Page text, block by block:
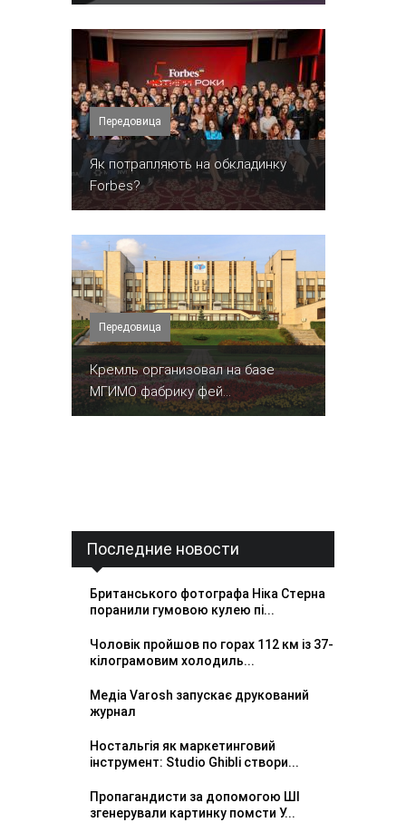
Передовица
​Як потрапляють на обкладинку
Forbes?
Передовица
Кремль организовал на базе
МГИМО фабрику фей...
Последние новости
Британського фотографа Ніка Стерна
поранили гумовою кулею пі...
Чоловік пройшов по горах 112 км із 37-
кілограмовим холодиль...
Медіа Varosh запускає друкований
журнал
Ностальгія як маркетинговий
інструмент: Studio Ghibli створи...
Пропагандисти за допомогою ШІ
згенерували картинку помсти У...